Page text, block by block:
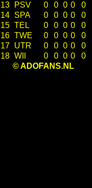
13
PSV 0 0 0 0
0
14 SPA 0 0 0 0
0
15 TEL 0 0 0 0
0
16 TWE 0 0 0 0
0
17 UTR 0 0 0 0
0
18 WII 0 0 0 0
0
© ADOFANS.NL